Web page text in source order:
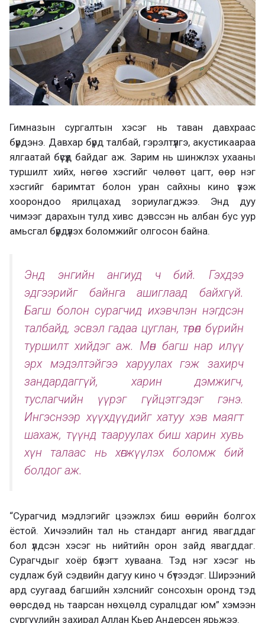
Гимназын сургалтын хэсэг нь таван давхраас
бүрдэнэ. Давхар бүрд талбай, гэрэлтүүлгэ, акустикаараа
ялгаатай бүсүүд байдаг аж. Зарим нь шинжлэх ухааны
туршилт хийх, нөгөө хэсгийг чөлөөт цагт, өөр нэг
хэсгийг баримтат болон уран сайхны кино үзэж
хоорондоо ярилцахад зориулагджээ. Энд дуу
чимээг дарахын тулд хивс дэвссэн нь албан бус уур
амьсгал бүрдүүлэх боломжийг олгосон байна.
Энд энгийн ангиуд ч бий. Гэхдээ
эдгээрийг байнга ашиглаад байхгүй.
Багш болон сурагчид ихэвчлэн нэгдсэн
талбайд, эсвэл гадаа цуглан, төрөл бүрийн
туршилт хийдэг аж. Мөн багш нар илүү
эрх мэдэлтэйгээ харуулах гэж захирч
зандардаггүй, харин дэмжигч,
туслагчийн үүрэг гүйцэтгэдэг гэнэ.
Ингэснээр хүүхдүүдийг хатуу хэв маягт
шахаж, түүнд тааруулах биш харин хувь
хүн талаас нь хөгжүүлэх боломж бий
болдог аж.
“Сурагчид мэдлэгийг цээжлэх биш өөрийн болгох
ёстой. Хичээлийн тал нь стандарт ангид явагддаг
бол үлдсэн хэсэг нь нийтийн орон зайд явагддаг.
Сурагчдыг хоёр бүлэгт хуваана. Тэд нэг хэсэг нь
судлаж буй сэдвийн дагуу кино ч бүтээдэг. Ширээний
ард суугаад багшийн хэлснийг сонсохын оронд тэд
өөрсдөд нь таарсан нөхцөлд суралцдаг юм” хэмээн
сургуулийн захирал Аллан Кьер Андерсен ярьжээ.